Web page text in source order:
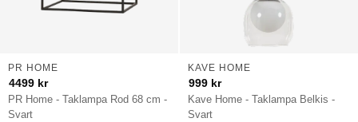
PR Home - Taklampa Rod 68 cm -
Svart
PR HOME
4499 kr
Kave Home - Taklampa Belkis -
Svart
KAVE HOME
999 kr